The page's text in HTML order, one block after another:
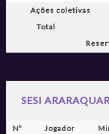
Ações coletivas
Total
SESI
Nº Jogador